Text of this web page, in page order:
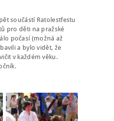
součástí Ratolestfestu
pro děti na pražské
počasí (možná až
a bylo vidět, že
v každém věku.